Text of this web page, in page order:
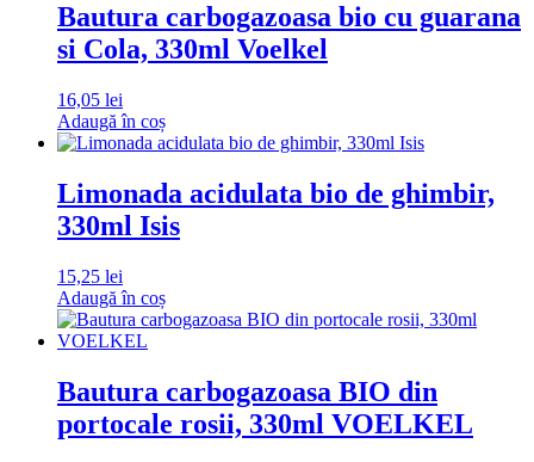
Bautura carbogazoasa bio cu guarana
si Cola, 330ml Voelkel
16,05 lei
Adaugă în coș
Limonada acidulata bio de ghimbir,
330ml Isis
15,25 lei
Adaugă în coș
Bautura carbogazoasa BIO din
portocale rosii, 330ml VOELKEL